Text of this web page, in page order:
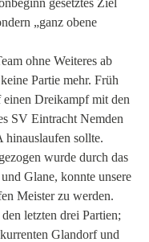
gesetztes Ziel
„ganz obene
ohne Weiteres ab
Partie mehr. Früh
einen Dreikampf mit den
SV Eintracht Nemden
hinauslaufen sollte.
wurde durch das
Glane, konnte unsere
Meister zu werden.
letzten drei Partien;
Glandorf und